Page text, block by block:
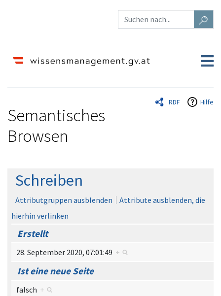
RDF Hilfe
Semantisches
Browsen
Wechseln zu: Navigation
Schreiben
Attributgruppen ausblenden
Attribute ausblenden, die
hierhin verlinken
Erstellt
28. September 2020, 07:01:49 +
Ist eine neue Seite
falsch +